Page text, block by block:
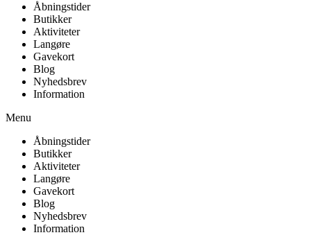
Åbningstider
Butikker
Aktiviteter
Langøre
Gavekort
Blog
Nyhedsbrev
Information
Menu
Åbningstider
Butikker
Aktiviteter
Langøre
Gavekort
Blog
Nyhedsbrev
Information